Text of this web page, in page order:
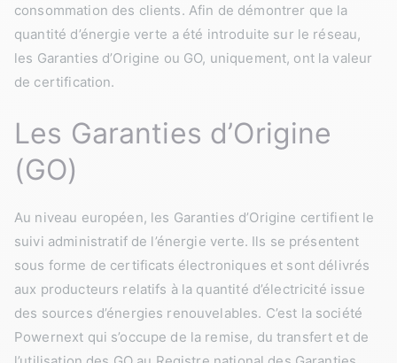
consommation des clients. Afin de démontrer que la
quantité d’énergie verte a été introduite sur le réseau,
les Garanties d’Origine ou GO, uniquement, ont la valeur
de certification.
Les Garanties d’Origine
(GO)
Au niveau européen, les Garanties d’Origine certifient le
suivi administratif de l’énergie verte. Ils se présentent
sous forme de certificats électroniques et sont délivrés
aux producteurs relatifs à la quantité d’électricité issue
des sources d’énergies renouvelables. C’est la société
Powernext qui s’occupe de la remise, du transfert et de